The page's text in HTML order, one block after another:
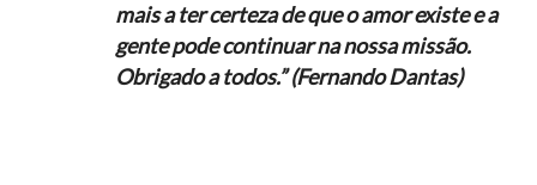
mais a ter certeza de que o amor existe e a
gente pode continuar na nossa missão.
Obrigado a todos.” (Fernando Dantas)